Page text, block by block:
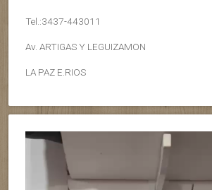
Tel.:3437-443011
Av. ARTIGAS Y LEGUIZAMON
LA PAZ E.RIOS
Reproductor